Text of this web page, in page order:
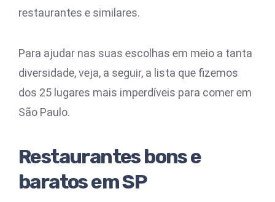
restaurantes e similares.
Para ajudar nas suas escolhas em meio a tanta
diversidade, veja, a seguir, a lista que fizemos
dos 25 lugares mais imperdíveis para comer em
São Paulo.
Restaurantes bons e
baratos em SP